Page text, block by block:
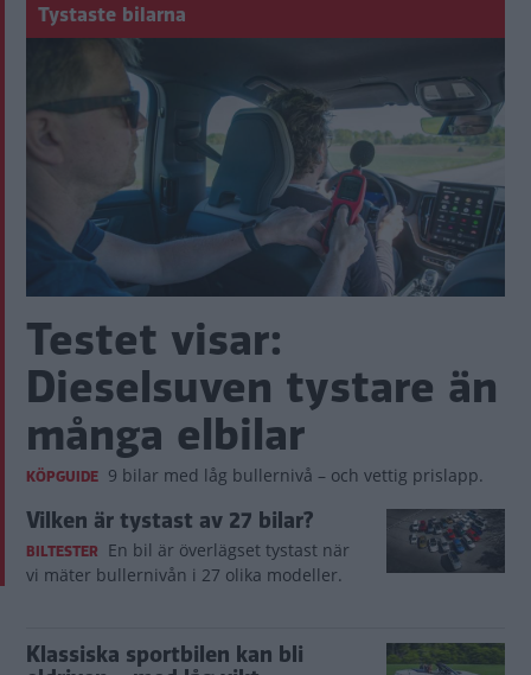
Tystaste bilarna
Testet visar:
Dieselsuven tystare än
många elbilar
KÖPGUIDE 9 bilar med låg bullernivå – och vettig prislapp.
Vilken är tystast av 27 bilar?
BILTESTER En bil är överlägset tystast när
vi mäter bullernivån i 27 olika modeller.
Klassiska sportbilen kan bli